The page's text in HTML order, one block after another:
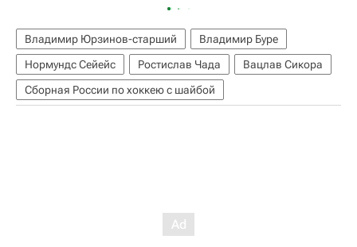
Владимир Юрзинов-старший
Владимир Буре
Нормундс Сейейс
Ростислав Чада
Вацлав Сикора
Сборная России по хоккею с шайбой